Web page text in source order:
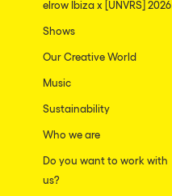
elrow Ibiza x [UNVRS] 2026
Shows
Our Creative World
Music
Sustainability
Who we are
Do you want to work with
us?